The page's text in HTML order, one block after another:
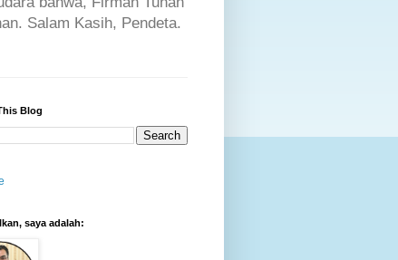
Salam Kasih, Pendeta.
Blog
saya adalah: